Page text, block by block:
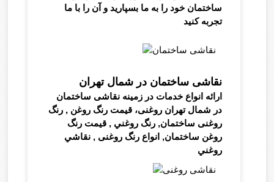
ساختمان خود را به ما بسپارید و آن را با ما
تجربه کنید
نقاشی ساختمان در شمال تهران
ارائه انواع خدمات در زمینه نقاشی ساختمان
در شمال تهران روغنی، قیمت رنگ روغن , رنگ
روغنی ساختمان, رنگ روغني , قیمت رنگ
روغن ساختمان, انواع رنگ روغنی , نقاشي
روغني